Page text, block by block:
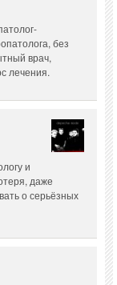
без
врач,
лечения.
и
даже
о серьёзных